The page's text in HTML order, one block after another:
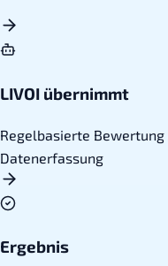
LIVOI übernimmt
Regelbasierte Bewertung
Datenerfassung
Ergebnis